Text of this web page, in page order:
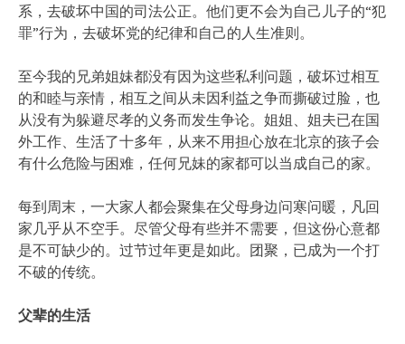
系，去破坏中国的司法公正。他们更不会为自己儿子的“犯
罪”行为，去破坏党的纪律和自己的人生准则。
至今我的兄弟姐妹都没有因为这些私利问题，破坏过相互
的和睦与亲情，相互之间从未因利益之争而撕破过脸，也
从没有为躲避尽孝的义务而发生争论。姐姐、姐夫已在国
外工作、生活了十多年，从来不用担心放在北京的孩子会
有什么危险与困难，任何兄妹的家都可以当成自己的家。
每到周末，一大家人都会聚集在父母身边问寒问暖，凡回
家几乎从不空手。尽管父母有些并不需要，但这份心意都
是不可缺少的。过节过年更是如此。团聚，已成为一个打
不破的传统。
父辈的生活